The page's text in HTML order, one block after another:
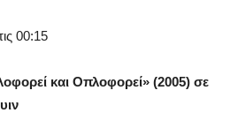
00:15
και Οπλοφορεί» (2005) σε